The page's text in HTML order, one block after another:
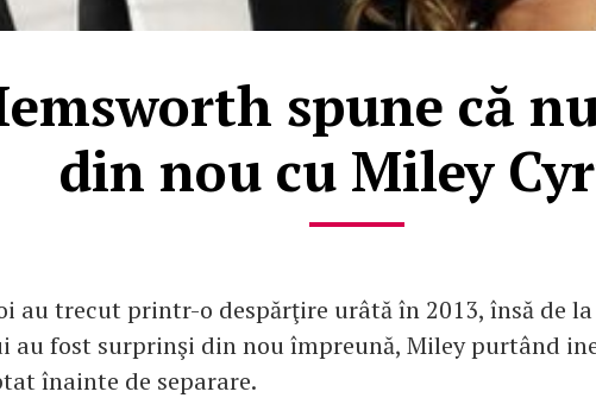
spune că
din nou cu Miley
au trecut printr-o despărţire urâtă în 2013, însă de
au fost surprinşi din nou împreună, Miley purtând
înainte de separare.